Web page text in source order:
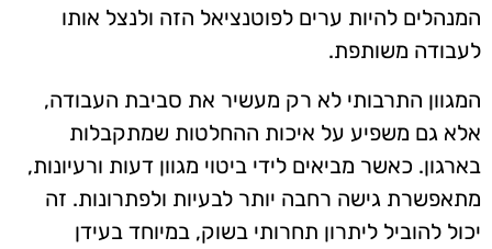
המנהלים להיות ערים לפוטנציאל הזה ולנצל אותו
לעבודה משותפת.
המגוון התרבותי לא רק מעשיר את סביבת העבודה,
אלא גם משפיע על איכות ההחלטות שמתקבלות
בארגון. כאשר מביאים לידי ביטוי מגוון דעות ורעיונות,
מתאפשרת גישה רחבה יותר לבעיות ולפתרונות. זה
יכול להוביל ליתרון תחרותי בשוק, במיוחד בעידן